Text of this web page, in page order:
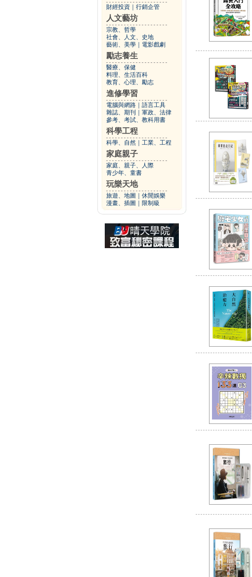
財經投資 行銷企管
人文藝坊
宗教、哲學
社會、人文、史地
藝術、美學
電影戲劇
勵志養生
醫療、保健
料理、生活百科
教育、心理、勵志
進修學習
電腦與網路
語言工具
雜誌、期刊
軍政、法律
參考、考試、教科用書
科學工程
科學、自然 工業、工程
家庭親子
家庭、親子、人際
青少年、童書
玩樂天地
旅遊、地圖
休閒娛樂
漫畫、插圖
限制級